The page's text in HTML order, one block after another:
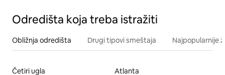
Odredišta koja treba istražiti
Obližnja odredišta Drugi tipovi smeštaja Najpopularnije
Četiri ugla
Atlanta